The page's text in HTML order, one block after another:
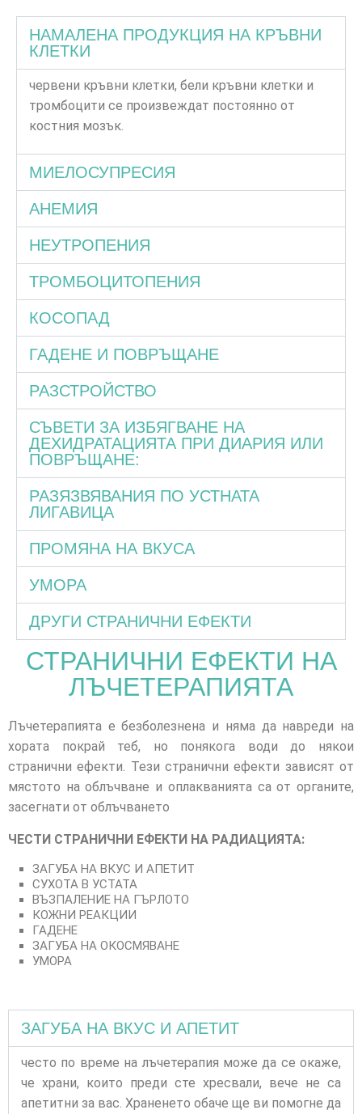
НАМАЛЕНА ПРОДУКЦИЯ НА КРЪВНИ
КЛЕТКИ
червени кръвни клетки, бели кръвни клетки и
тромбоцити се произвеждат постоянно от
костния мозък.
МИЕЛОСУПРЕСИЯ
АНЕМИЯ
НЕУТРОПЕНИЯ
ТРОМБОЦИТОПЕНИЯ
КОСОПАД
ГАДЕНЕ И ПОВРЪЩАНЕ
РАЗСТРОЙСТВО
СЪВЕТИ ЗА ИЗБЯГВАНЕ НА
ДЕХИДРАТАЦИЯТА ПРИ ДИАРИЯ ИЛИ
ПОВРЪЩАНЕ:
РАЗЯЗВЯВАНИЯ ПО УСТНАТА
ЛИГАВИЦА
ПРОМЯНА НА ВКУСА
УМОРА
ДРУГИ СТРАНИЧНИ ЕФЕКТИ
СТРАНИЧНИ ЕФЕКТИ НА
ЛЪЧЕТЕРАПИЯТА
Лъчетерапията е безболезнена и няма да навреди на
хората покрай теб, но понякога води до някои
странични ефекти. Тези странични ефекти зависят от
мястото на облъчване и оплакванията са от органите,
засегнати от облъчването
ЧЕСТИ СТРАНИЧНИ ЕФЕКТИ НА РАДИАЦИЯТА:
ЗАГУБА НА ВКУС И АПЕТИТ
СУХОТА В УСТАТА
ВЪЗПАЛЕНИЕ НА ГЪРЛОТО
КОЖНИ РЕАКЦИИ
ГАДЕНЕ
ЗАГУБА НА ОКОСМЯВАНЕ
УМОРА
ЗАГУБА НА ВКУС И АПЕТИТ
често по време на лъчетерапия може да се окаже,
че храни, които преди сте хресвали, вече не са
апетитни за вас. Храненето обаче ще ви помогне да